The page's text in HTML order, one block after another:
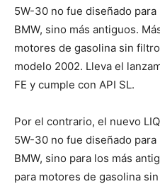
5W-30 no fue diseñado
BMW, sino más antiguos.
motores de gasolina sin
modelo 2002. Lleva el
FE y cumple con API SL.
Por el contrario, el nuevo
5W-30 no fue diseñado
BMW, sino para los más
para motores de gasolina